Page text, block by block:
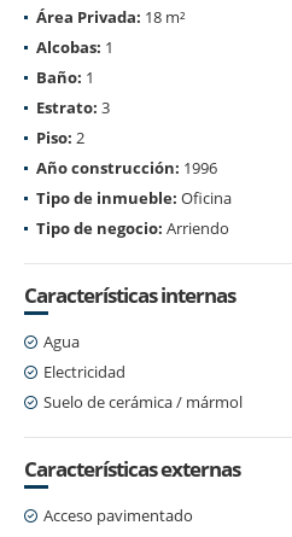
Área Privada: 18 m²
Alcobas: 1
Baño: 1
Estrato: 3
Piso: 2
Año construcción: 1996
Tipo de inmueble: Oficina
Tipo de negocio: Arriendo
Características internas
Agua
Electricidad
Suelo de cerámica / mármol
Características externas
Acceso pavimentado